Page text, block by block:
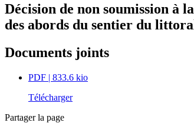
Décision de non soumission à
des abords du sentier du
Documents joints
PDF | 833.6 kio
Télécharger
Partager la page